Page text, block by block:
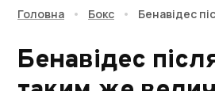
Головна • Бокс • Бенавідес
Бенавідес